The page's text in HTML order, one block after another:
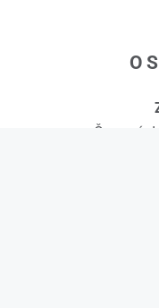
O
Červený